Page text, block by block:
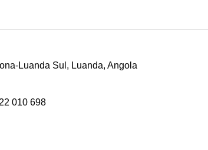
Luanda Sul, Luanda, Angola
010 698